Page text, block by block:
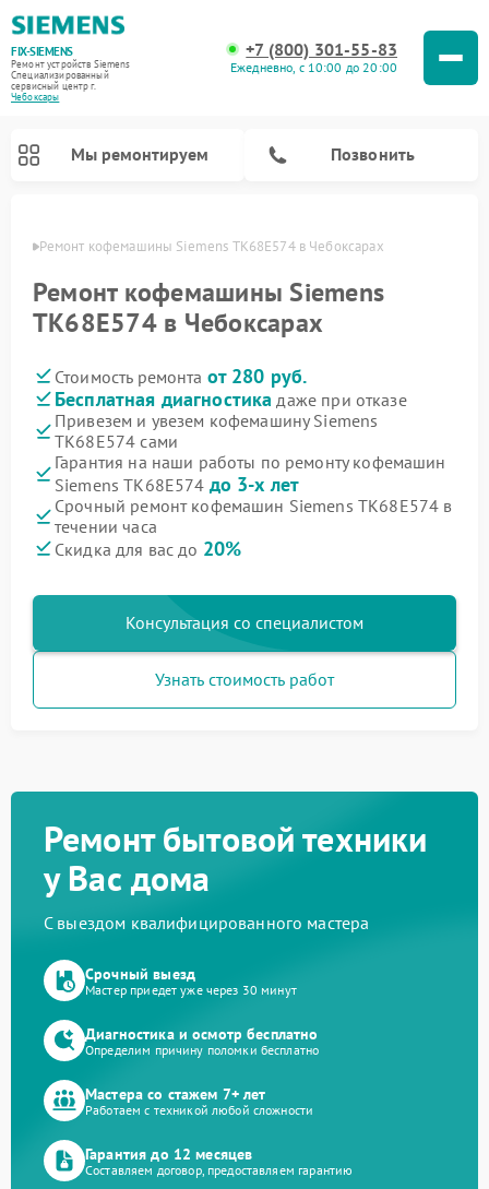
FIX-SIEMENS
Ремонт устройств Siemens
Специализированный
cервисный центр г.
Чебоксары
+7 (800) 301-55-83
Ежедневно, с 10:00 до 20:00
Мы ремонтируем Позвонить
Ремонт кофемашины Siemens TK68E574 в Чебоксарах
Ремонт кофемашины Siemens
TK68E574 в Чебоксарах
Стоимость ремонта от 280 руб.
Бесплатная диагностика даже при отказе
Привезем и увезем кофемашину Siemens
TK68E574 сами
Гарантия на наши работы по ремонту кофемашин
Siemens TK68E574 до 3-х лет
Срочный ремонт кофемашин Siemens TK68E574 в
течении часа
Скидка для вас до 20%
Консультация со специалистом
Узнать стоимость работ
Ремонт бытовой техники
у Вас дома
С выездом квалифицированного мастера
Срочный выезд
Мастер приедет уже через 30 минут
Диагностика и осмотр бесплатно
Определим причину поломки бесплатно
Мастера со стажем 7+ лет
Работаем с техникой любой сложности
Гарантия до 12 месяцев
Составляем договор, предоставляем гарантию